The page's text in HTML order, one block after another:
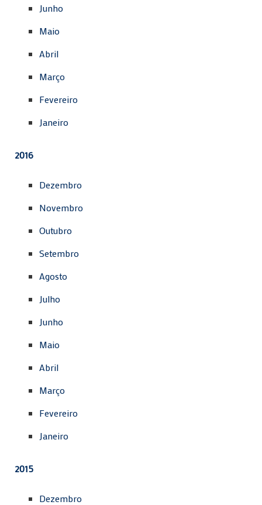
Junho
Maio
Abril
Março
Fevereiro
Janeiro
2016
Dezembro
Novembro
Outubro
Setembro
Agosto
Julho
Junho
Maio
Abril
Março
Fevereiro
Janeiro
2015
Dezembro